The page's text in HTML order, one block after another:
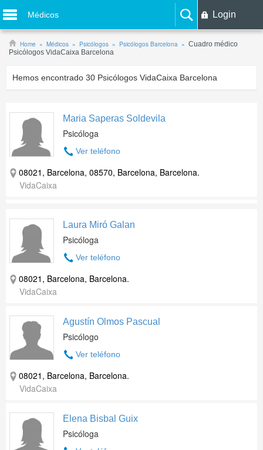
Médicos Login
Home Médicos Psicólogos Psicólogos Barcelona
Cuadro médico
Psicólogos VidaCaixa Barcelona
Hemos encontrado 30 Psicólogos VidaCaixa Barcelona
Maria Saperas Soldevila
Psicóloga
Ver teléfono
08021, Barcelona, 08570, Barcelona, Barcelona.
VidaCaixa
Laura Miró Galan
Psicóloga
Ver teléfono
08021, Barcelona, Barcelona.
VidaCaixa
Agustín Olmos Pascual
Psicólogo
Ver teléfono
08021, Barcelona, Barcelona.
VidaCaixa
Elena Bisbal Guix
Psicóloga